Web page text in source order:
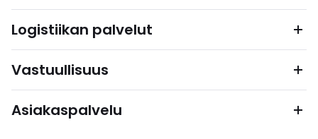
Logistiikan palvelut
Vastuullisuus
Asiakaspalvelu